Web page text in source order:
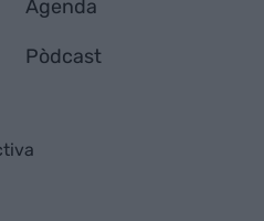
Agenda
Pòdcast